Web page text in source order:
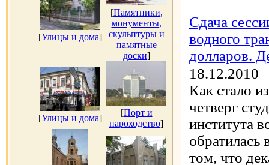
[Улицы и дома]
[Памятники,
монументы,
скульптуры и
памятные
доски]
[Улицы и дома]
[Порт и
пароходство]
Сдача
водного
долларов.
18.12.2010
Как стало
четверг
института
обратилась
том, что